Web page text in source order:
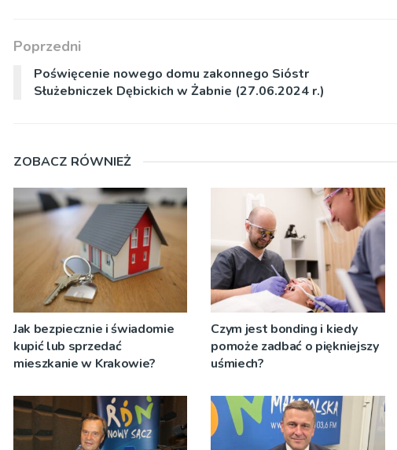
Poprzedni
Poświęcenie nowego domu zakonnego Sióstr
Służebniczek Dębickich w Żabnie (27.06.2024 r.)
ZOBACZ RÓWNIEŻ
Jak bezpiecznie i świadomie
kupić lub sprzedać
mieszkanie w Krakowie?
Czym jest bonding i kiedy
pomoże zadbać o piękniejszy
uśmiech?